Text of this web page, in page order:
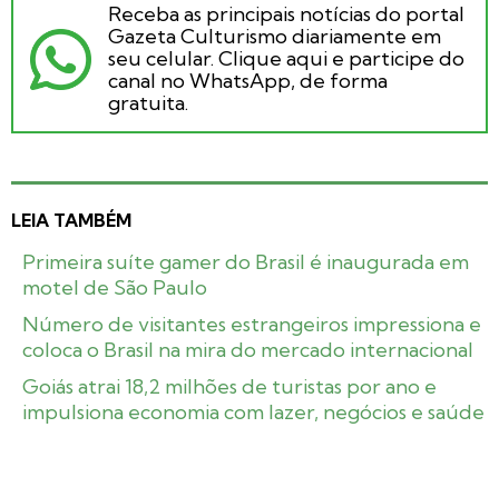
Receba as principais notícias do portal
Gazeta Culturismo diariamente em
seu celular. Clique aqui e participe do
canal no WhatsApp, de forma
gratuita.
LEIA TAMBÉM
Primeira suíte gamer do Brasil é inaugurada em
motel de São Paulo
Número de visitantes estrangeiros impressiona e
coloca o Brasil na mira do mercado internacional
Goiás atrai 18,2 milhões de turistas por ano e
impulsiona economia com lazer, negócios e saúde